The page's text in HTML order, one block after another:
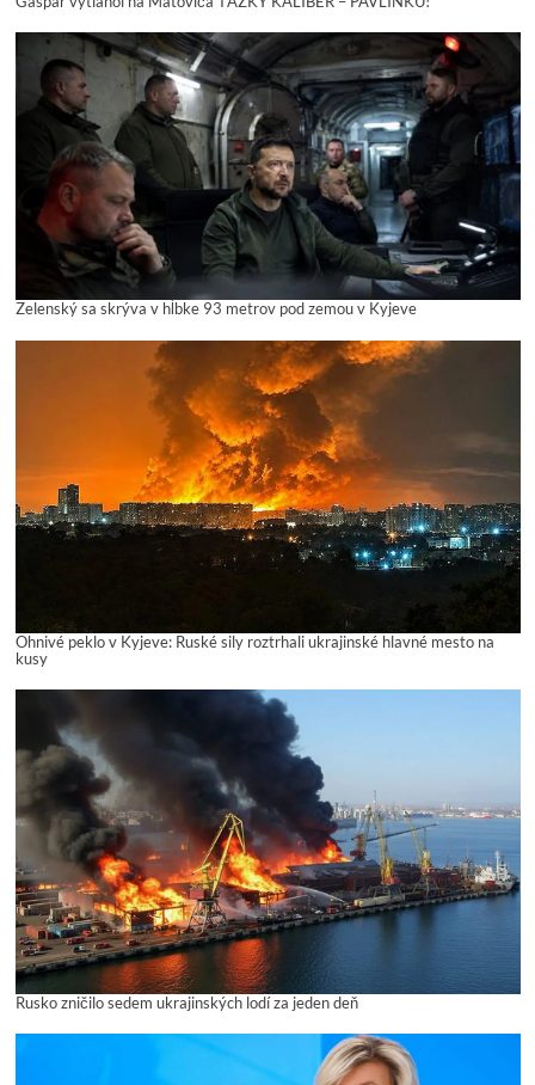
Zelenský sa skrýva v hĺbke 93 metrov pod zemou v Kyjeve
Ohnivé peklo v Kyjeve: Ruské sily roztrhali ukrajinské hlavné mesto na
kusy
Rusko zničilo sedem ukrajinských lodí za jeden deň